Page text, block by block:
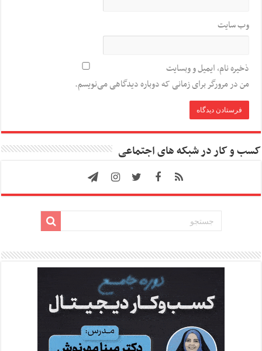
وب‌ سایت
ذخیره نام، ایمیل و وبسایت
من در مرورگر برای زمانی که دوباره دیدگاهی می‌نویسم.
کسب و کار در شبکه های اجتماعی